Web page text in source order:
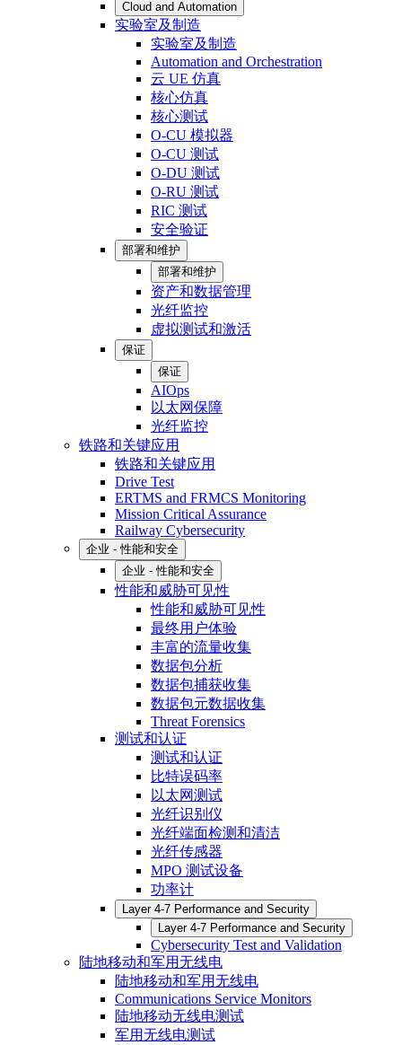
Cloud and Automation
实验室及制造
实验室及制造
Automation and Orchestration
云 UE 仿真
核心仿真
核心测试
O-CU 模拟器
O-CU 测试
O-DU 测试
O-RU 测试
RIC 测试
安全验证
部署和维护
部署和维护
资产和数据管理
光纤监控
虚拟测试和激活
保证
保证
AIOps
以太网保障
光纤监控
铁路和关键应用
铁路和关键应用
Drive Test
ERTMS and FRMCS Monitoring
Mission Critical Assurance
Railway Cybersecurity
企业 - 性能和安全
企业 - 性能和安全
性能和威胁可见性
性能和威胁可见性
最终用户体验
丰富的流量收集
数据包分析
数据包捕获收集
数据包元数据收集
Threat Forensics
测试和认证
测试和认证
比特误码率
以太网测试
光纤识别仪
光纤端面检测和清洁
光纤传感器
MPO 测试设备
功率计
Layer 4-7 Performance and Security
Layer 4-7 Performance and Security
Cybersecurity Test and Validation
陆地移动和军用无线电
陆地移动和军用无线电
Communications Service Monitors
陆地移动无线电测试
军用无线电测试